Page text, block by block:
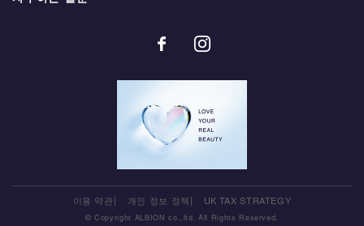
이용 약관 개인 정보 정책 UK TAX STRATEGY
© Copyright ALBION co.,ltd. All Rights Reserved.